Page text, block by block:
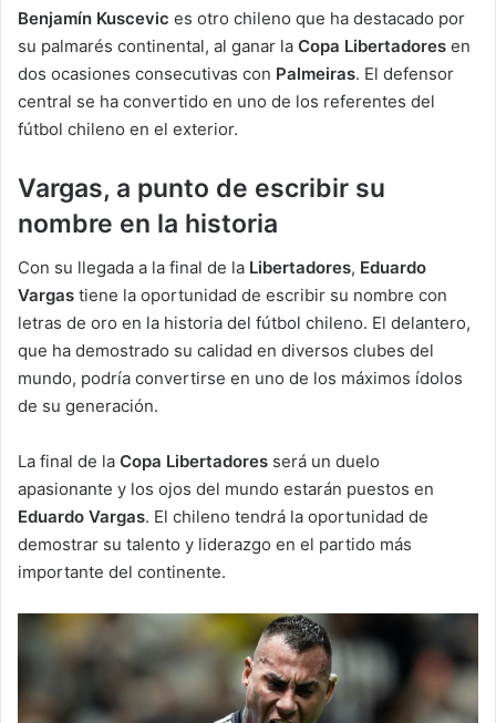
Benjamín Kuscevic es otro chileno que ha destacado por
su palmarés continental, al ganar la Copa Libertadores en
dos ocasiones consecutivas con Palmeiras. El defensor
central se ha convertido en uno de los referentes del
fútbol chileno en el exterior.
Vargas, a punto de escribir su
nombre en la historia
Con su llegada a la final de la Libertadores, Eduardo
Vargas tiene la oportunidad de escribir su nombre con
letras de oro en la historia del fútbol chileno. El delantero,
que ha demostrado su calidad en diversos clubes del
mundo, podría convertirse en uno de los máximos ídolos
de su generación.
La final de la Copa Libertadores será un duelo
apasionante y los ojos del mundo estarán puestos en
Eduardo Vargas. El chileno tendrá la oportunidad de
demostrar su talento y liderazgo en el partido más
importante del continente.